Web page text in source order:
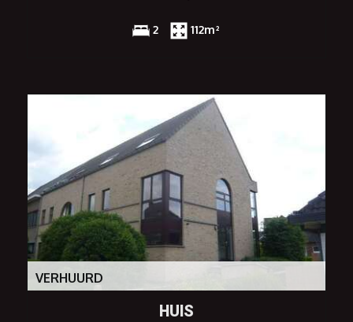
2 112m²
VERHUURD
HUIS